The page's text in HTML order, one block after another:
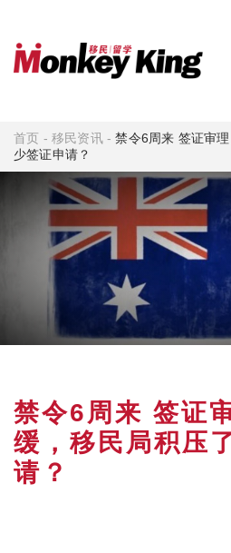
首页 -移民资讯-禁令6周来 签证审
少签证申请？
禁令6周来 签证
缓，移民局积压
请？